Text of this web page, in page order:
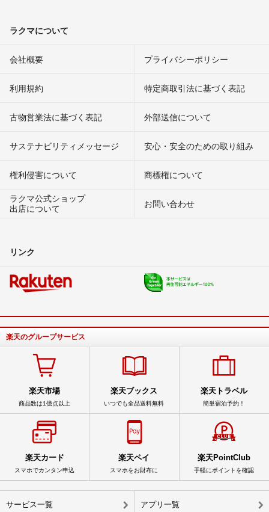
ラクマについて
会社概要 プライバシーポリシー
利用規約 特定商取引法に基づく表記
古物営業法に基づく表記 外部送信について
サステナビリティメッセージ 安心・安全のための取り組み
権利侵害について
商標権について
ラクマ公式ショップ
出店について
お問い合わせ
リンク
楽天のグループサービス
楽天市場
商品数は1億点以上
楽天ブックス
いつでも全品送料無料
楽天トラベル
簡単宿泊予約！
楽天カード
スマホでカンタン申込
楽天ペイ
スマホをお財布に
楽天PointClub
手軽にポイントを確認
サービス一覧 アプリ一覧